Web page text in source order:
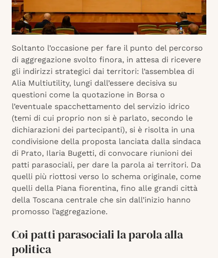
Soltanto l’occasione per fare il punto del percorso
di aggregazione svolto finora, in attesa di ricevere
gli indirizzi strategici dai territori: l’assemblea di
Alia Multiutility, lungi dall’essere decisiva su
questioni come la quotazione in Borsa o
l’eventuale spacchettamento del servizio idrico
(temi di cui proprio non si è parlato, secondo le
dichiarazioni dei partecipanti), si è risolta in una
condivisione della proposta lanciata dalla sindaca
di Prato, Ilaria Bugetti, di convocare riunioni dei
patti parasociali, per dare la parola ai territori. Da
quelli più riottosi verso lo schema originale, come
quelli della Piana fiorentina, fino alle grandi città
della Toscana centrale che sin dall’inizio hanno
promosso l’aggregazione.
Coi patti parasociali la parola alla
politica